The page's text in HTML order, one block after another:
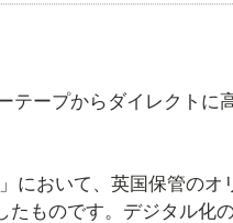
ープからダイレクトに
おいて、英国保管のオ
たものです。デジタル化